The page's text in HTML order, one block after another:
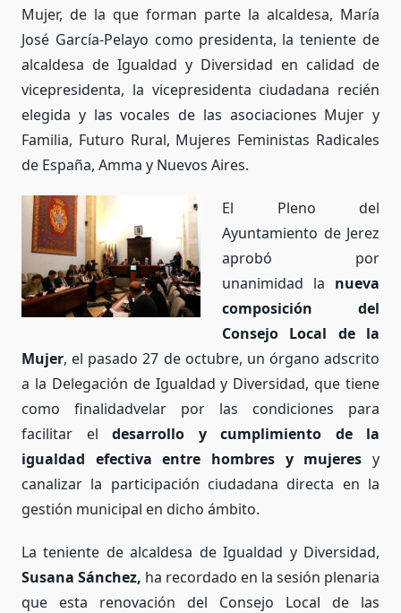
Mujer, de la que forman parte la alcaldesa, María
José García-Pelayo como presidenta, la teniente de
alcaldesa de Igualdad y Diversidad en calidad de
vicepresidenta, la vicepresidenta ciudadana recién
elegida y las vocales de las asociaciones Mujer y
Familia, Futuro Rural, Mujeres Feministas Radicales
de España, Amma y Nuevos Aires.
El Pleno del
Ayuntamiento de Jerez
aprobó por
unanimidad la nueva
composición del
Consejo Local de la
Mujer, el pasado 27 de octubre, un órgano adscrito
a la Delegación de Igualdad y Diversidad, que tiene
como finalidadvelar por las condiciones para
facilitar el desarrollo y cumplimiento de la
igualdad efectiva entre hombres y mujeres y
canalizar la participación ciudadana directa en la
gestión municipal en dicho ámbito.
La teniente de alcaldesa de Igualdad y Diversidad,
Susana Sánchez, ha recordado en la sesión plenaria
que esta renovación del Consejo Local de las